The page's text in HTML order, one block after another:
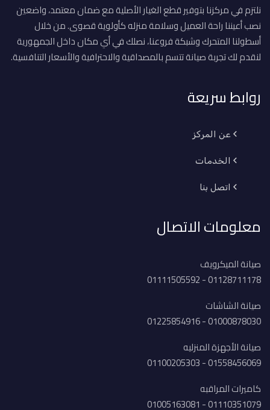
نلتزم في مركزنا بتوفير قطع الغيار الأصلية مع ضمان معتمد، واضعين
نصب أعيننا راحة العميل وسلامة منزله كأولوية قصوى. من خلال
أسطولنا المتحرك وشبكة فروعنا، نصلك في أي مكان داخل الجمهورية
لنقدم لك تجربة صيانة تتسم بالمصداقية والاحترافية والأسعار التنافسية.
روابط سريعة
عن المركز
الخدمات
اتصل بنا
معلومات الاتصال
صيانة الميكرويف
01128711178 - 01111505592
صيانة الشاشات
01000878030 - 01225854916
صيانة الأجهزة المنزليه
01558456069 - 01100205303
كاميرات المراقبه
01110351079 - 01005163081